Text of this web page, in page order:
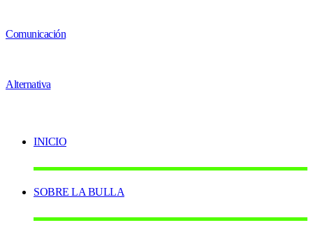
INICIO
SOBRE LA BULLA